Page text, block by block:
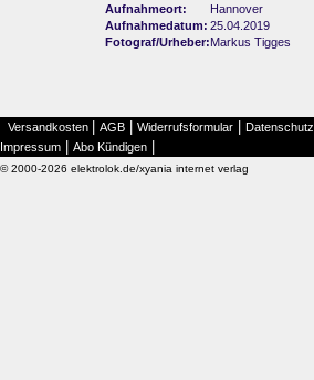
Aufnahmeort:
Hannover
Aufnahmedatum: 25.04.2019
Fotograf/Urheber:Markus Tigges
Versandkosten AGB Widerrufsformular Datenschutz
Impressum Abo Kündigen
© 2000-2026 elektrolok.de/xyania internet verlag